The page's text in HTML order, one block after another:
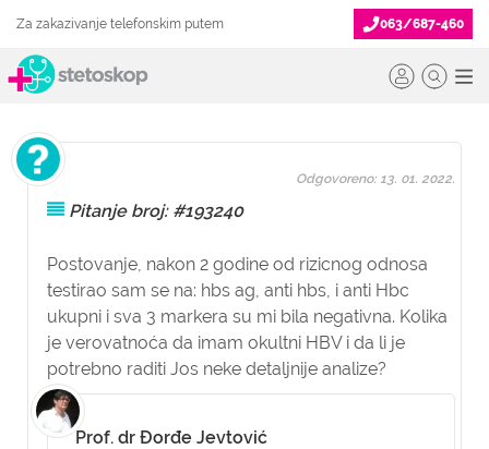
Za zakazivanje telefonskim putem 063/687-460
Pitanje broj: #193240
Postovanje, nakon 2 godine od rizicnog odnosa
testirao sam se na: hbs ag, anti hbs, i anti Hbc
ukupni i sva 3 markera su mi bila negativna. Kolika
je verovatnoća da imam okultni HBV i da li je
potrebno raditi Jos neke detaljnije analize?
Odgovoreno: 13. 01. 2022.
Prof. dr Đorđe Jevtović